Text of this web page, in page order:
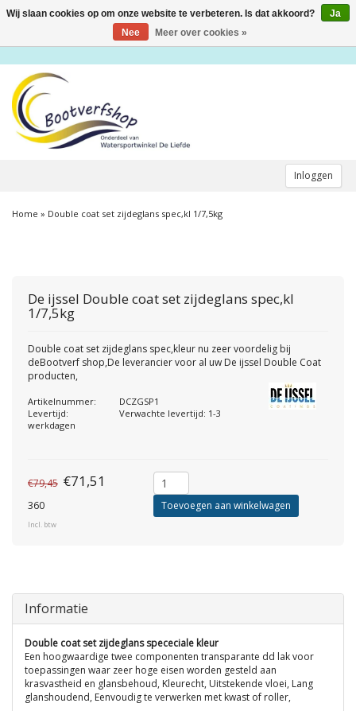
Inloggen
Toggle
Home » Double coat set zijdeglans spec,kl 1/7,5kg
De ijssel Double coat set zijdeglans spec,kl
1/7,5kg
Double coat set zijdeglans spec,kleur nu zeer voordelig bij
deBootverf shop,De leverancier voor al uw De ijssel Double Coat
producten,
Artikelnummer:
DCZGSP1
Levertijd:
Verwachte levertijd: 1-3
werkdagen
€79,45 €71,51
360
Incl. btw
Toevoegen aan winkelwagen
Informatie
Double coat set zijdeglans spececiale kleur
Een hoogwaardige twee componenten transparante dd lak voor
toepassingen waar zeer hoge eisen worden gesteld aan
krasvastheid en glansbehoud, Kleurecht, Uitstekende vloei, Lang
glanshoudend, Eenvoudig te verwerken met kwast of roller,
Wij slaan cookies op om onze website te verbeteren. Is dat akkoord?
Ja
Nee
Meer over cookies »